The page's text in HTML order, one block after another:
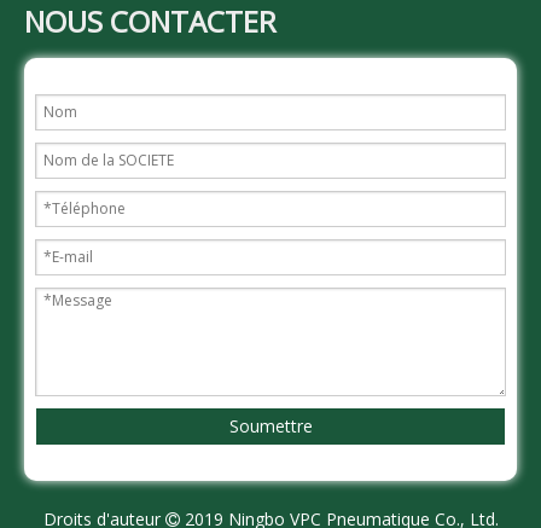
NOUS CONTACTER
Soumettre
Droits d'auteur 2019 Ningbo VPC Pneumatique Co., Ltd.